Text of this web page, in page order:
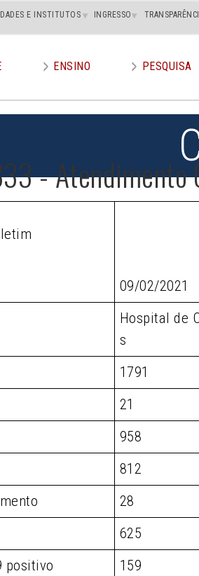
E INSTITUTOS INGRESSO
ENSINO PESQUISA
- Atendimento
09/02/
Hospital de
s
1791
21
958
812
28
625
positivo
159